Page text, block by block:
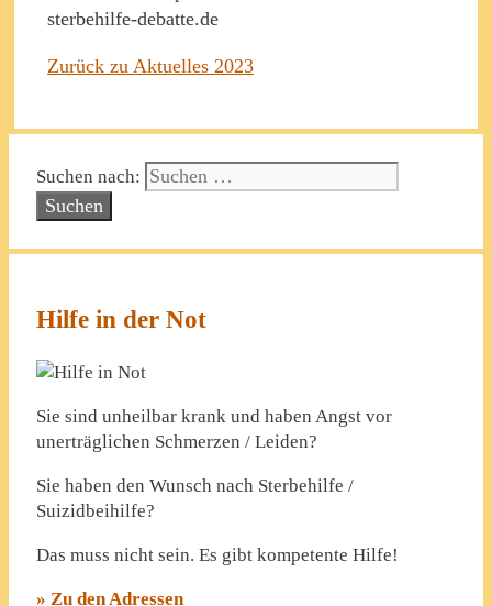
sterbehilfe-debatte.de
Zurück zu Aktuelles 2023
Suchen nach:
Hilfe in der Not
Sie sind unheilbar krank und haben Angst vor
unerträglichen Schmerzen / Leiden?
Sie haben den Wunsch nach Sterbehilfe /
Suizidbeihilfe?
Das muss nicht sein. Es gibt kompetente Hilfe!
» Zu den Adressen